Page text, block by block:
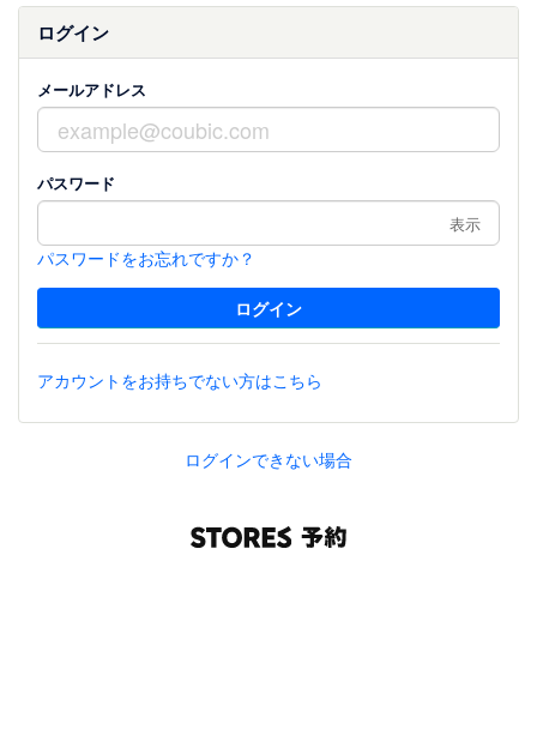
ログイン
メールアドレス
パスワード
表示
パスワードをお忘れですか？
アカウントをお持ちでない方はこちら
ログインできない場合